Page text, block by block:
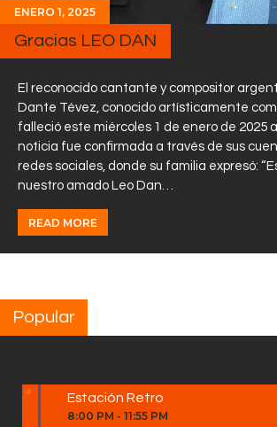
ENERO 1, 2025
Gracias LEO DAN
El reconocido cantante y compositor
Dante Tévez, conocido artísticamente
falleció este miércoles 1 de enero de 2025
noticia fue confirmada a través de sus
redes sociales, donde su familia expresó:
nuestro amado Leo Dan…
READ MORE
Popular
Estación Retro
8:00 PM - 11:55 PM